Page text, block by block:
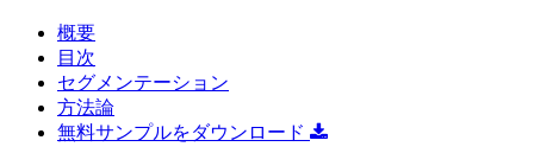
概要
目次
セグメンテーション
方法論
無料サンプルをダウンロード